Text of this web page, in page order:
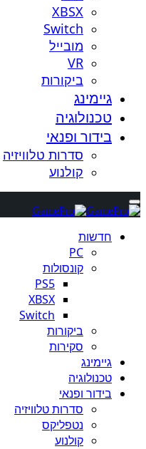
XBSX
Switch
מובייל
VR
ביקורות
גיימינג
טכנולוגיה
בידור ופנאי
סדרות טלוויזיה
קולנוע
חדשות
PC
קונסולות
PS5
XBSX
Switch
ביקורות
סקירות
גיימינג
טכנולוגיה
בידור ופנאי
סדרות טלוויזיה
נטפליקס
קולנוע